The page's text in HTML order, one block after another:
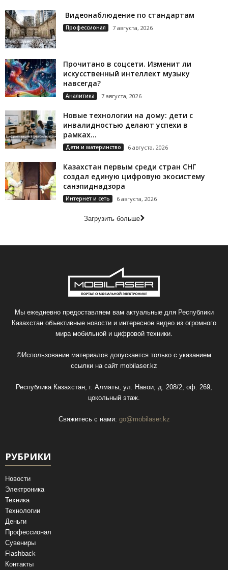
Видеонаблюдение по стандартам
Профессионал 7 августа, 2026
Прочитано в соцсети. Изменит ли
искусственный интеллект музыку
навсегда?
Аналитика 7 августа, 2026
Новые технологии на дому: дети с
инвалидностью делают успехи в
рамках...
Дети и материнство 6 августа, 2026
Казахстан первым среди стран СНГ
создал единую цифровую экосистему
санэпиднадзора
Интернет и сеть 6 августа, 2026
Загрузить больше
Мы ежедневно предоставляем вам актуальные для Республики
Казахстан объективные новости и интересное видео из огромного
мира мобильной и цифровой техники.
©Использование материалов допускается только с указанием
ссылки на сайт mobilaser.kz
Республика Казахстан, г. Алматы, ул. Навои, д. 208/2, оф. 269,
цокольный этаж.
Свяжитесь с нами: go@mobilaser.kz
РУБРИКИ
Новости
Электроника
Техника
Технологии
Деньги
Профессионал
Сувениры
Flashback
Контакты